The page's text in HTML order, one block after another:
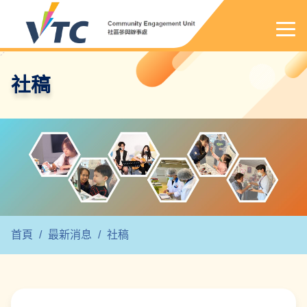
社稿
首頁 / 最新消息 / 社稿